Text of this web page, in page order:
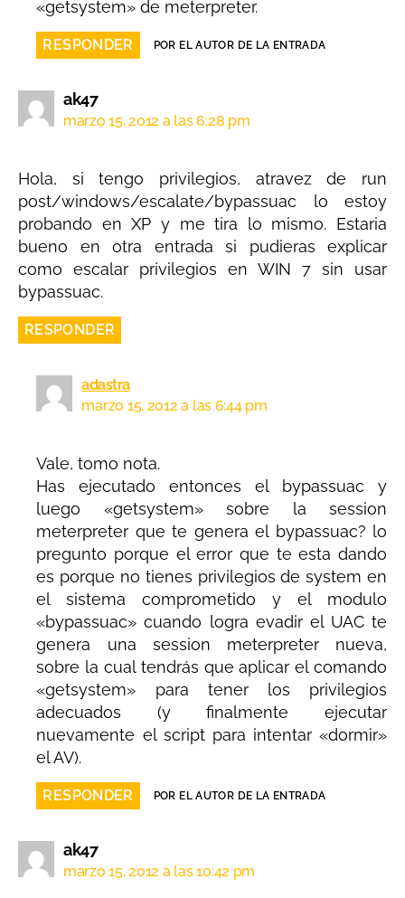
«getsystem» de meterpreter.
RESPONDER POR EL AUTOR DE LA ENTRADA
ak47
marzo 15, 2012 a las 6:28 pm
Hola, si tengo privilegios, atravez de run
post/windows/escalate/bypassuac lo estoy
probando en XP y me tira lo mismo. Estaria
bueno en otra entrada si pudieras explicar
como escalar privilegios en WIN 7 sin usar
bypassuac.
RESPONDER
adastra
marzo 15, 2012 a las 6:44 pm
Vale, tomo nota.
Has ejecutado entonces el bypassuac y
luego «getsystem» sobre la session
meterpreter que te genera el bypassuac? lo
pregunto porque el error que te esta dando
es porque no tienes privilegios de system en
el sistema comprometido y el modulo
«bypassuac» cuando logra evadir el UAC te
genera una session meterpreter nueva,
sobre la cual tendrás que aplicar el comando
«getsystem» para tener los privilegios
adecuados (y finalmente ejecutar
nuevamente el script para intentar «dormir»
el AV).
RESPONDER POR EL AUTOR DE LA ENTRADA
ak47
marzo 15, 2012 a las 10:42 pm